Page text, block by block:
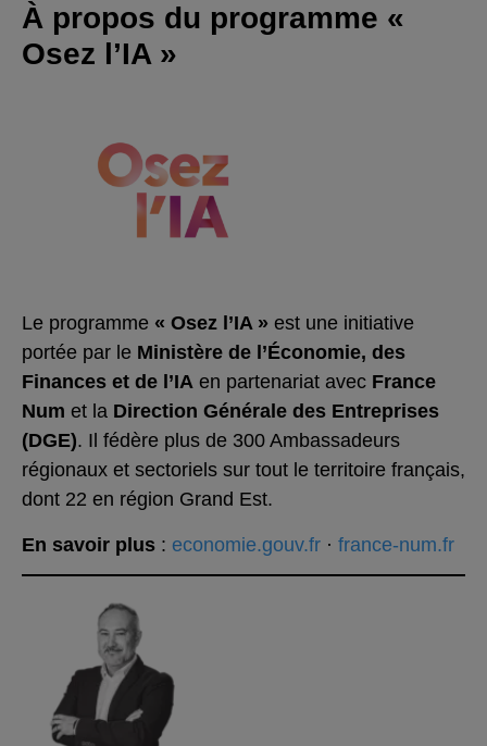
À propos du programme «
Osez l’IA »
Le programme « Osez l’IA » est une initiative
portée par le Ministère de l’Économie, des
Finances et de l’IA en partenariat avec France
Num et la Direction Générale des Entreprises
(DGE). Il fédère plus de 300 Ambassadeurs
régionaux et sectoriels sur tout le territoire français,
dont 22 en région Grand Est.
En savoir plus : economie.gouv.fr · france-num.fr